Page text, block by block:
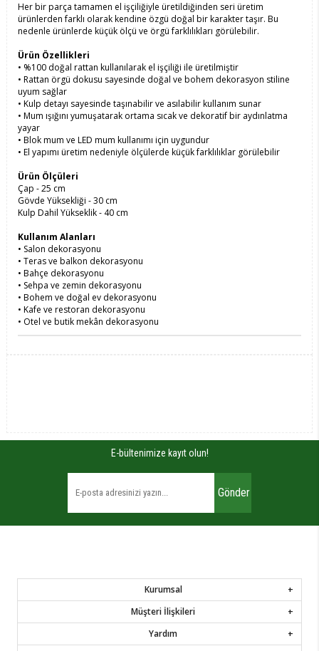
Her bir parça tamamen el işçiliğiyle üretildiğinden seri üretim
ürünlerden farklı olarak kendine özgü doğal bir karakter taşır. Bu
nedenle ürünlerde küçük ölçü ve örgü farklılıkları görülebilir.
Ürün Özellikleri
• %100 doğal rattan kullanılarak el işçiliği ile üretilmiştir
• Rattan örgü dokusu sayesinde doğal ve bohem dekorasyon stiline
uyum sağlar
• Kulp detayı sayesinde taşınabilir ve asılabilir kullanım sunar
• Mum ışığını yumuşatarak ortama sıcak ve dekoratif bir aydınlatma
yayar
• Blok mum ve LED mum kullanımı için uygundur
• El yapımı üretim nedeniyle ölçülerde küçük farklılıklar görülebilir
Ürün Ölçüleri
Çap - 25 cm
Gövde Yüksekliği - 30 cm
Kulp Dahil Yükseklik - 40 cm
Kullanım Alanları
• Salon dekorasyonu
• Teras ve balkon dekorasyonu
• Bahçe dekorasyonu
• Sehpa ve zemin dekorasyonu
• Bohem ve doğal ev dekorasyonu
• Kafe ve restoran dekorasyonu
• Otel ve butik mekân dekorasyonu
E-bültenimize kayıt olun!
Gönder
Kurumsal
Müşteri İlişkileri
Yardım